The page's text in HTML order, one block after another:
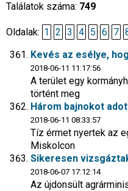
Találatok száma: 749
Oldalak: 1 2 3 4 5 6 7
Kevés az esélye,
2018-06-11 11:17:56
A terület egy
történt meg
Három bajnokot
2018-06-11 08:33:57
Tíz érmet nyertek az
Miskolcon
Sikeresen
2018-06-07 17:12:14
Az újdonsült